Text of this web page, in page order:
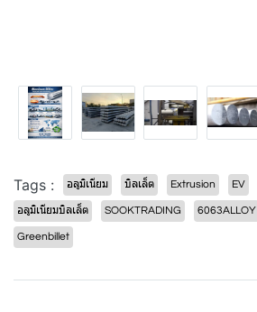
Tags : อลูมิเนียม บิลเล็ต Extrusion EV
อลูมิเนียมบิลเล็ต SOOKTRADING 6063ALLOY
Greenbillet